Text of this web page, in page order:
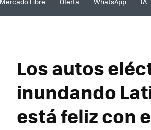
Los autos
inundando
está feliz con